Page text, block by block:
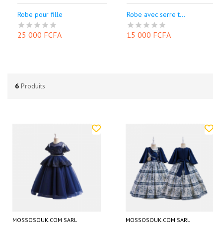
Robe pour fille
25 000 FCFA
Robe avec serre t...
15 000 FCFA
6 Produits
MOSSOSOUK.COM SARL MOSSOSOUK.COM SARL